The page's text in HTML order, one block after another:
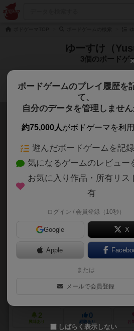
ゆーすけ（
3個のボードゲ
検索メニュ
空猫の冒険記
Exploration of the
30～40分
阿吽の呼吸で猫を導く"半"協力型カードゲ
海に行きたい猫。でも魚屋さんに目をと
を止めてしまう… 『空猫の冒険記』は、
力型ゲーム。 ◎あくまで"半"協力型...
ゆーすけ（Yusuke）
2
興味あり
0
経験あり お
ボードゲームのプレイ履歴を
て、
自分のデータを管理しません
約75,000人がボドゲーマを利用
遊んだボードゲームを記
気になるゲームのレビュー
お気に入り作品・所有リス
有
ログイン / 会員登録（10秒）
Google X
Apple
または
メールで会員登録
しばらく表示しない